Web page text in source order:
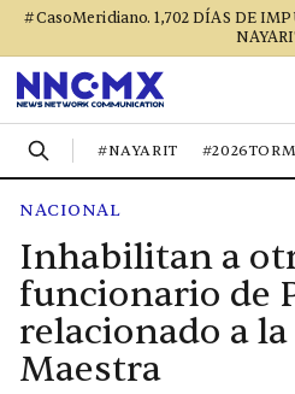
#CasoMeridiano. 1,702 DÍAS DE
#NAYARIT
NACIONAL
Inhabilitan a
funcionario de
relacionado a
Maestra